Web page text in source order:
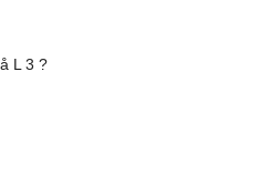
L 3 ?